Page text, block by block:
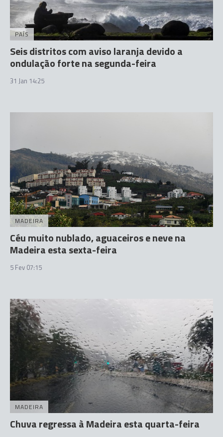
PAÍS
Seis distritos com aviso laranja devido a
ondulação forte na segunda-feira
31 Jan 14:25
MADEIRA
Céu muito nublado, aguaceiros e neve na
Madeira esta sexta-feira
5 Fev 07:15
MADEIRA
Chuva regressa à Madeira esta quarta-feira